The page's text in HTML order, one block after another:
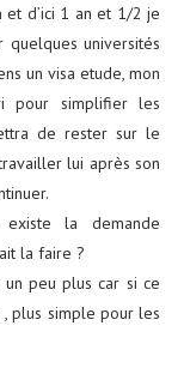
et d’ici 1 an et 1/2 je
quelques universités
un visa etude, mon
pour simplifier les
de rester sur le
lui après son
la demande
la faire ?
peu plus car si ce
, plus simple pour les